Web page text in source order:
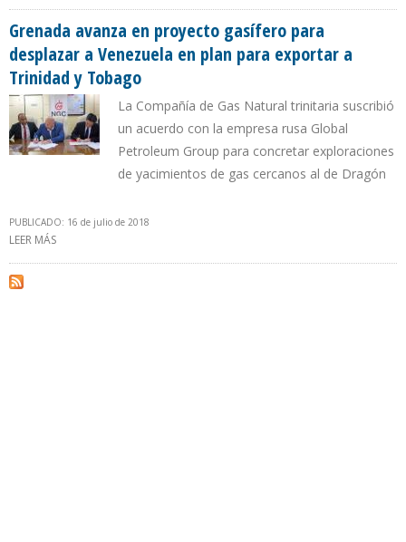
Grenada avanza en proyecto gasífero para
desplazar a Venezuela en plan para exportar a
Trinidad y Tobago
La Compañía de Gas Natural trinitaria suscribió
un acuerdo con la empresa rusa Global
Petroleum Group para concretar exploraciones
de yacimientos de gas cercanos al de Dragón
PUBLICADO: 16 de julio de 2018
LEER MÁS